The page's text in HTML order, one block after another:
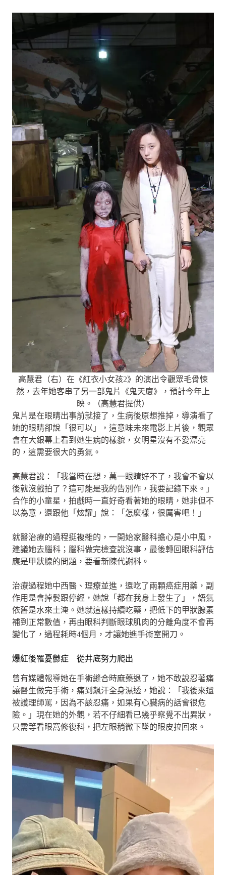
高慧君（右）在《紅衣小女孩2》的演出令觀眾毛骨悚
然，去年她客串了另一部鬼片《鬼天廈》，預計今年上
映。（高慧君提供）
鬼片是在眼睛出事前就接了，生病後原想推掉，導演看了
她的眼睛卻說「很可以」，這意味未來電影上片後，觀眾
會在大銀幕上看到她生病的樣貌，女明星沒有不愛漂亮
的，這需要很大的勇氣。
高慧君說：「我當時在想，萬一眼睛好不了，我會不會以
後就沒戲拍了？這可能是我的告別作，我要記錄下來。」
合作的小童星，拍戲時一直好奇看著她的眼睛，她非但不
以為意，還跟他「炫耀」說：「怎麼樣，很厲害吧！」
就醫治療的過程挺複雜的，一開始家醫科擔心是小中風，
建議她去腦科；腦科做完檢查說沒事，最後轉回眼科評估
應是甲狀腺的問題，要看新陳代謝科。
治療過程她中西醫、理療並進，還吃了兩顆癌症用藥，副
作用是會掉髮跟停經，她說「都在我身上發生了」，語氣
依舊是水來土淹。她就這樣持續吃藥，把低下的甲狀腺素
補到正常數值，再由眼科判斷眼球肌肉的分離角度不會再
變化了，過程耗時4個月，才讓她進手術室開刀。
爆紅後罹憂鬱症 從井底努力爬出
曾有媒體報導她在手術縫合時麻藥退了，她不敢說忍著痛
讓醫生做完手術，痛到飆汗全身濕透，她說：「我後來還
被護理師罵，因為不該忍痛，如果有心臟病的話會很危
險。」現在她的外觀，若不仔細看已幾乎察覺不出異狀，
只需等看眼窩修復科，把左眼稍微下墜的眼皮拉回來。